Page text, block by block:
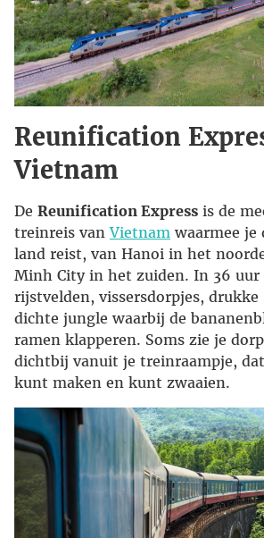
Reunification
Vietnam
De Reunification Express is de
treinreis vanVietnam waarmee je
land reist, van Hanoi in het
Minh City in het zuiden. In 36 uur
rijstvelden, vissersdorpjes,
dichte jungle waarbij de
ramen klapperen. Soms zie je
dichtbij vanuit je treinraampje,
kunt maken en kunt zwaaien.